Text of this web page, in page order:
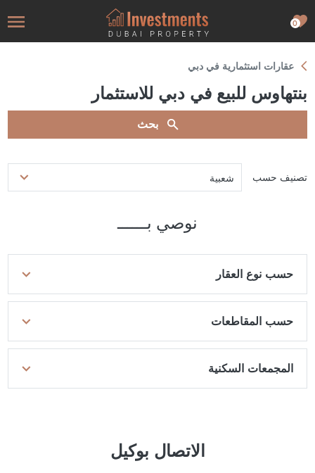
0
عقارات استثمارية في دبي
بنتهاوس للبيع في دبي للاستثمار
بحث
تصنيف حسب شعبية
نوصي بــــــ
حسب نوع العقار
حسب المقاطعات
المجمعات السكنية
الاتصال بوكيل